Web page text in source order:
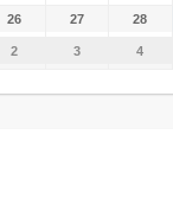
26 27 28
2 3 4